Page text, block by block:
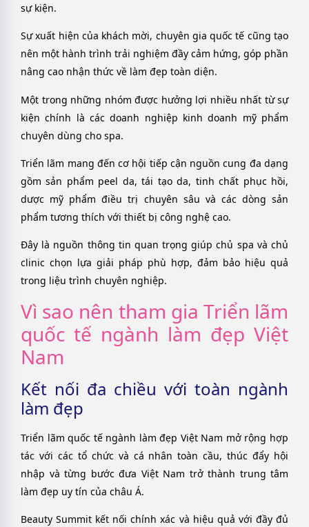
sự kiện.
Sự xuất hiện của khách mời, chuyên gia quốc tế cũng tạo
nên một hành trình trải nghiệm đầy cảm hứng, góp phần
nâng cao nhận thức về làm đẹp toàn diện.
Một trong những nhóm được hưởng lợi nhiều nhất từ sự
kiện chính là các doanh nghiệp kinh doanh mỹ phẩm
chuyên dùng cho spa.
Triển lãm mang đến cơ hội tiếp cận nguồn cung đa dạng
gồm sản phẩm peel da, tái tạo da, tinh chất phục hồi,
dược mỹ phẩm điều trị chuyên sâu và các dòng sản
phẩm tương thích với thiết bị công nghệ cao.
Đây là nguồn thông tin quan trọng giúp chủ spa và chủ
clinic chọn lựa giải pháp phù hợp, đảm bảo hiệu quả
trong liệu trình chuyên nghiệp.
Vì sao nên tham gia Triển lãm
quốc tế ngành làm đẹp Việt
Nam
Kết nối đa chiều với toàn ngành
làm đẹp
Triển lãm quốc tế ngành làm đẹp Việt Nam mở rộng hợp
tác với các tổ chức và cá nhân toàn cầu, thúc đẩy hội
nhập và từng bước đưa Việt Nam trở thành trung tâm
làm đẹp uy tín của châu Á.
Beauty Summit kết nối chính xác và hiệu quả với đầy đủ